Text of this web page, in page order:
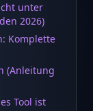
unter
2026)
Komplette
(Anleitung
Tool ist